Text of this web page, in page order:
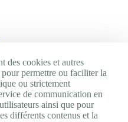
des cookies et autres
permettre ou faciliter la
ou strictement
de communication en
ainsi que pour
différents contenus et la